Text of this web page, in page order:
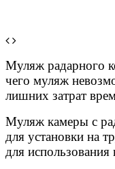
Муляж радарного
чего муляж
лишних затрат
Муляж камеры с
для установки на
для